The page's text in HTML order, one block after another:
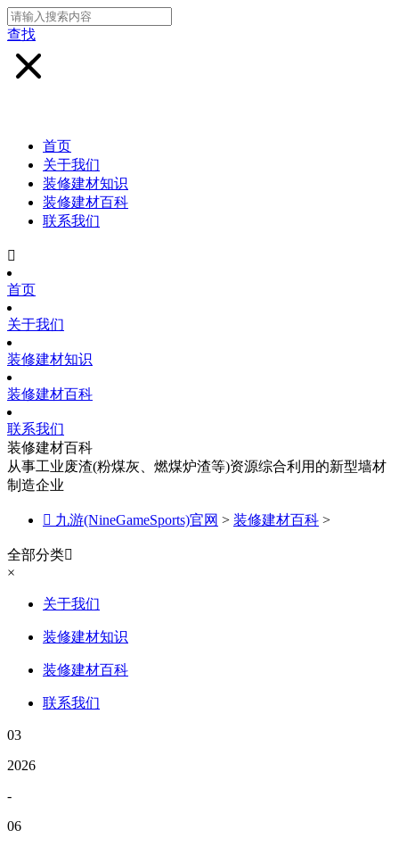
查找
首页
关于我们
装修建材知识
装修建材百科
联系我们

首页
关于我们
装修建材知识
装修建材百科
联系我们
装修建材百科
从事工业废渣(粉煤灰、燃煤炉渣等)资源综合利用的新型墙材
制造企业
 九游(NineGameSports)官网 > 装修建材百科 >
全部分类
×
关于我们
装修建材知识
装修建材百科
联系我们
03
2026
-
06